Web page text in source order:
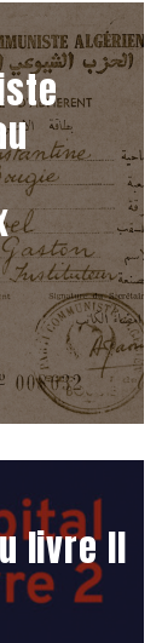
livre II